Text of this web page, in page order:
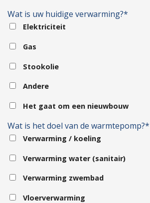
Wat is uw huidige verwarming?*
Elektriciteit
Gas
Stookolie
Andere
Het gaat om een nieuwbouw
Wat is het doel van de warmtepomp?*
Verwarming / koeling
Verwarming water (sanitair)
Verwarming zwembad
Vloerverwarming